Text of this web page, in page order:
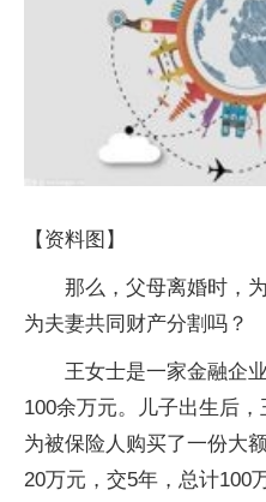
【资料图】
那么，父母离婚时，
为夫妻共同财产分割吗？
王女士是一家金融企
100余万元。儿子出生后
为被保险人购买了一份大
20万元，交5年，总计100